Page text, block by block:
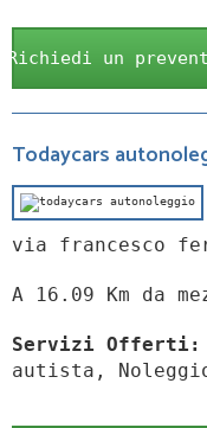
Richiedi un
Todaycars
via francesco
A 16.09 Km da
Servizi Offerti:
autista,